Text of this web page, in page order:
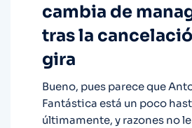
cambia de
tras la
gira
Bueno, pues parece que
Fantástica está un poco
últimamente, y razones no